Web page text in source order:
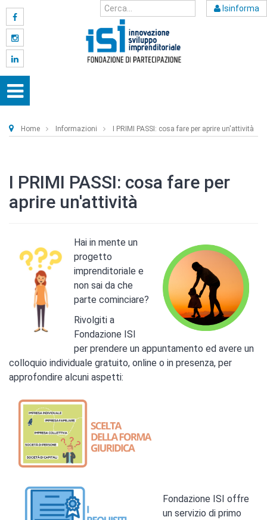
Isinforma
Home Informazioni I PRIMI PASSI: cosa fare per aprire un'attività
I PRIMI PASSI: cosa fare per
aprire un'attività
Hai in mente un
progetto
imprenditoriale e
non sai da che
parte cominciare?
Rivolgiti a
Fondazione ISI
per prendere un appuntamento ed avere un
colloquio individuale gratuito, online o in presenza, per
approfondire alcuni aspetti:
Fondazione ISI offre
un servizio di primo